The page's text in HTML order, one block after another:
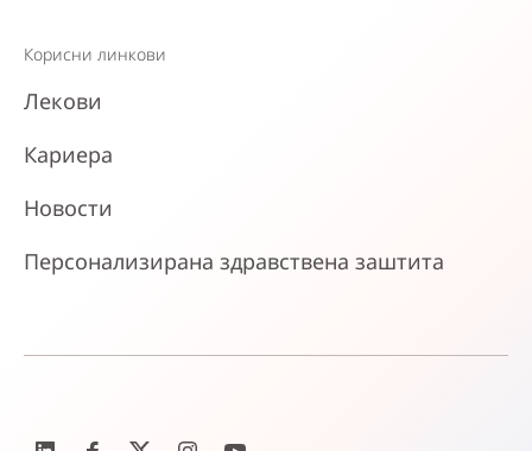
Корисни линкови
Лекови
Кариера
Новости
Персонализирана здравствена заштита